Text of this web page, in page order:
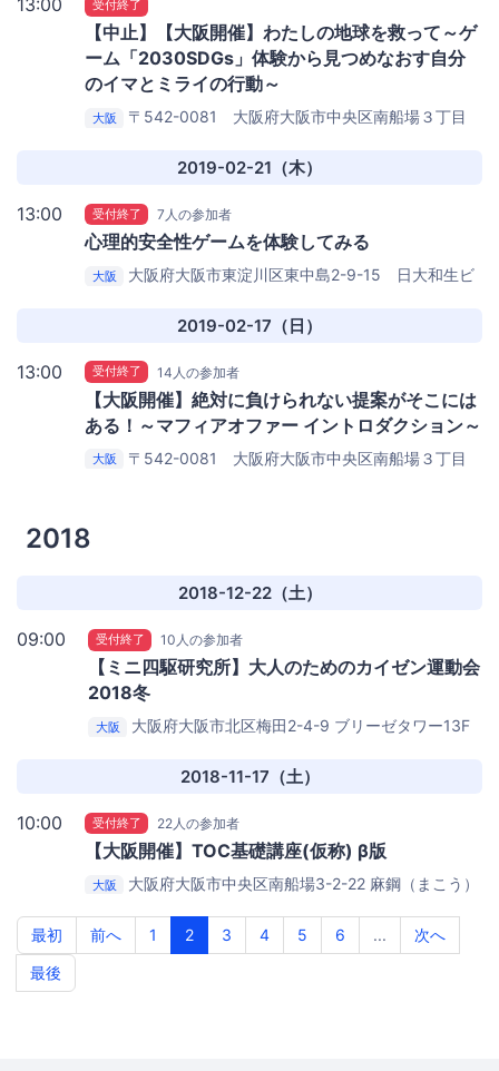
13:00 受付終了
【中止】【大阪開催】わたしの地球を救って～ゲ
ーム「2030SDGs」体験から見つめなおす自分
のイマとミライの行動～
大阪
〒542-0081 大阪府大阪市中央区南船場３丁目
2019-02-21（木）
13:00 受付終了 7人の参加者
心理的安全性ゲームを体験してみる
大阪
大阪府大阪市東淀川区東中島2-9-15 日大和生ビ
2019-02-17（日）
13:00 受付終了 14人の参加者
【大阪開催】絶対に負けられない提案がそこには
ある！～マフィアオファー イントロダクション～
大阪
〒542-0081 大阪府大阪市中央区南船場３丁目
2018
2018-12-22（土）
09:00 受付終了 10人の参加者
【ミニ四駆研究所】大人のためのカイゼン運動会
2018冬
大阪
大阪府大阪市北区梅田2-4-9 ブリーゼタワー13F
2018-11-17（土）
10:00 受付終了 22人の参加者
【大阪開催】TOC基礎講座(仮称) β版
大阪 大阪府大阪市中央区南船場3-2-22 麻鋼（まこう）
最初
前へ 1 2 3 4 5 6 ...
次へ
最後